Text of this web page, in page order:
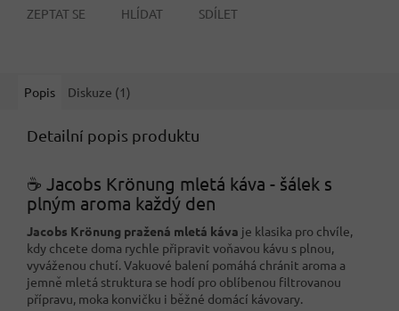
ZEPTAT SE HLÍDAT SDÍLET
Popis Diskuze (1)
Detailní popis produktu
☕ Jacobs Krönung mletá káva - šálek s
plným aroma každý den
Jacobs Krönung pražená mletá káva je klasika pro chvíle,
kdy chcete doma rychle připravit voňavou kávu s plnou,
vyváženou chutí. Vakuové balení pomáhá chránit aroma a
jemně mletá struktura se hodí pro oblíbenou filtrovanou
přípravu, moka konvičku i běžné domácí kávovary.